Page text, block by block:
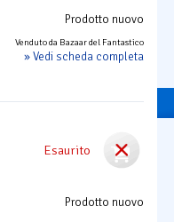
Prodotto nuovo
Venduto da Bazaar del Fantastico
» Vedi scheda completa
Esaurito
Prodotto nuovo